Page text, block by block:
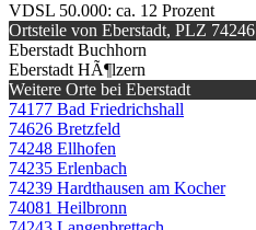
VDSL 50.000: ca. 12 Prozent
Ortsteile von Eberstadt, PLZ 74246
Eberstadt Buchhorn
Eberstadt HÃ¶lzern
Weitere Orte bei Eberstadt
74177 Bad Friedrichshall
74626 Bretzfeld
74248 Ellhofen
74235 Erlenbach
74239 Hardthausen am Kocher
74081 Heilbronn